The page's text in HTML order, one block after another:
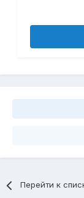
Перейти к